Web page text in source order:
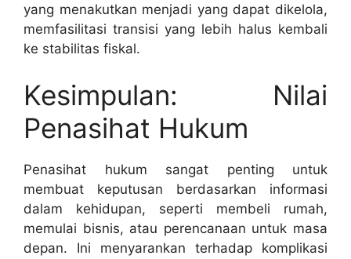
yang menakutkan menjadi yang dapat dikelola,
memfasilitasi transisi yang lebih halus kembali
ke stabilitas fiskal.
Kesimpulan: Nilai
Penasihat Hukum
Penasihat hukum sangat penting untuk
membuat keputusan berdasarkan informasi
dalam kehidupan, seperti membeli rumah,
memulai bisnis, atau perencanaan untuk masa
depan. Ini menyarankan terhadap komplikasi